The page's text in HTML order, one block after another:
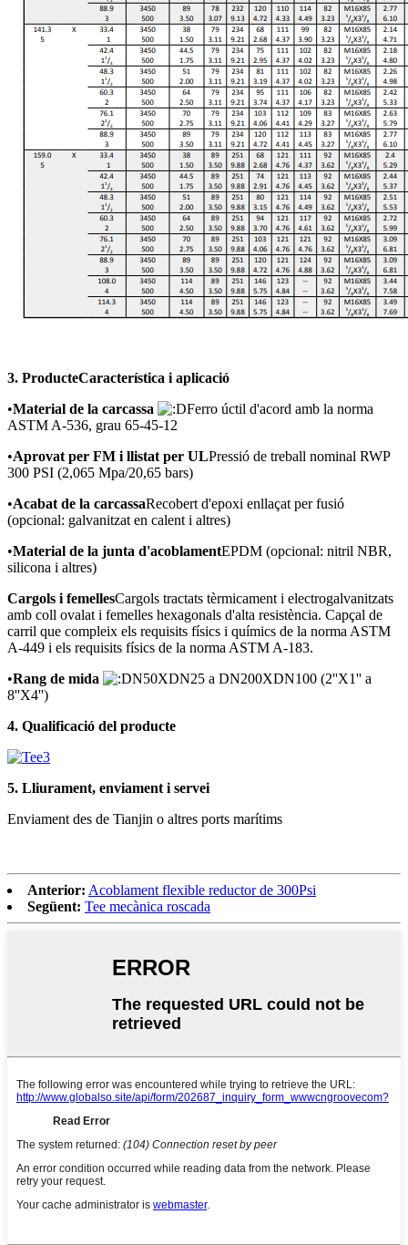
3. ProducteCaracterística i aplicació
•Material de la carcassa
Ferro úctil d'acord amb la norma
ASTM A-536, grau 65-45-12
•Aprovat per FM i llistat per ULPressió de treball nominal RWP
300 PSI (2,065 Mpa/20,65 bars)
•Acabat de la carcassaRecobert d'epoxi enllaçat per fusió
(opcional: galvanitzat en calent i altres)
•Material de la junta d'acoblamentEPDM (opcional: nitril NBR,
silicona i altres)
Cargols i femellesCargols tractats tèrmicament i electrogalvanitzats
amb coll ovalat i femelles hexagonals d'alta resistència. Capçal de
carril que compleix els requisits físics i químics de la norma ASTM
A-449 i els requisits físics de la norma ASTM A-183.
•Rang de mida
N50XDN25 a DN200XDN100 (2''X1'' a
8''X4'')
4. Qualificació del producte
5. Lliurament, enviament i servei
Enviament des de Tianjin o altres ports marítims
Anterior: Acoblament flexible reductor de 300Psi
Següent: Tee mecànica roscada